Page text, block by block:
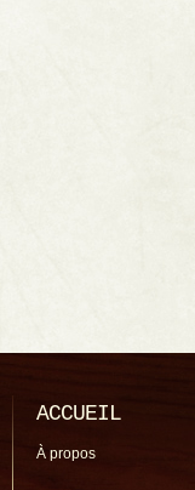
ACCUEIL
À propos